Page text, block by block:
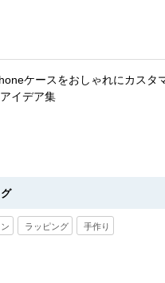
ケースをおしゃれにカスタ
イデア集
ラッピング 手作り